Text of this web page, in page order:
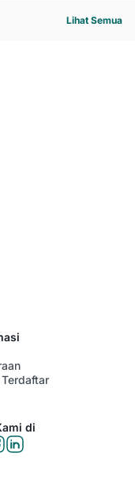
Lihat Semua
di